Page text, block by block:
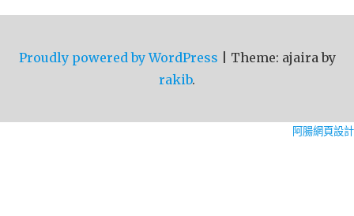
Proudly powered by WordPress
Theme: ajaira by
rakib.
阿腸網頁設計